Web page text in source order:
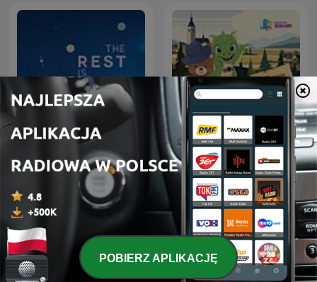
Slow Radio | Sleep Focus
Sounds
Smok i Miś na wakacjach
w… Polsce
POBIERZ APLIKACJĘ